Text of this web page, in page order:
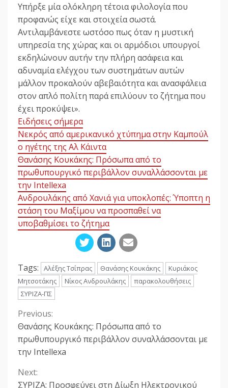
Υπήρξε μία ολόκληρη τέτοια φιλολογία που
προφανώς είχε και στοιχεία σωστά.
Αντιλαμβάνεστε ωστόσο πως όταν η μυστική
υπηρεσία της χώρας και οι αρμόδιοι υπουργοί
εκδηλώνουν αυτήν την πλήρη ασάφεια και
αδυναμία ελέγχου των συστημάτων αυτών
μάλλον προκαλούν αβεβαιότητα και ανασφάλεια
στον απλό πολίτη παρά επιλύουν το ζήτημα που
έχει προκύψει».
Ειδήσεις σήμερα
Νεκρός από αμερικανικό χτύπημα στην Καμπούλ
ο ηγέτης της Αλ Κάιντα
Θανάσης Κουκάκης: Πρόσωπα από το
πρωθυπουργικό περιβάλλον συναλλάσσονται με
την Intellexa
Ανδρουλάκης από Χανιά για υποκλοπές: Ύποπτη η
στάση του Μαξίμου να προσπαθεί να
υποβαθμίσει το ζήτημα
Tags: Αλέξης Τσίπρας Θανάσης Κουκάκης
Κυριάκος
Μητσοτάκης
Νίκος Ανδρουλάκης
παρακολουθήσεις
ΣΥΡΙΖΑ-ΠΣ
Continue
Reading
Previous:
Θανάσης Κουκάκης: Πρόσωπα από το
πρωθυπουργικό περιβάλλον συναλλάσσονται με
την Intellexa
Next:
ΣΥΡΙΖΑ: Προσφεύγει στη Δίωξη Ηλεκτρονικού